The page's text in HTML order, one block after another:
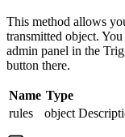
This method allows
transmitted object.
admin panel in the
button there.
Name Type
rules
object